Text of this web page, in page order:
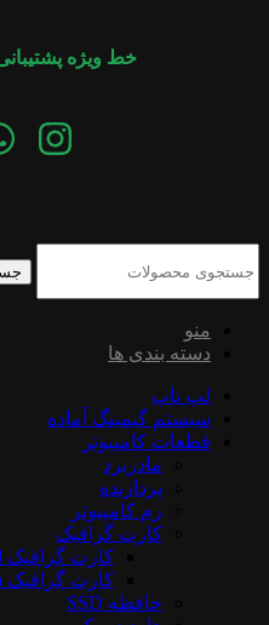
خط ویژه پشتیبانی 91001313-
منو
دسته بندی ها
لپ تاپ
سیستم گیمینگ آماده
قطعات کامپیوتر
مادربرد
پردازنده
رم کامپیوتر
کارت گرافیک
کارت گرافیک amd
کارت گرافیک nvidia
حافظه SSD